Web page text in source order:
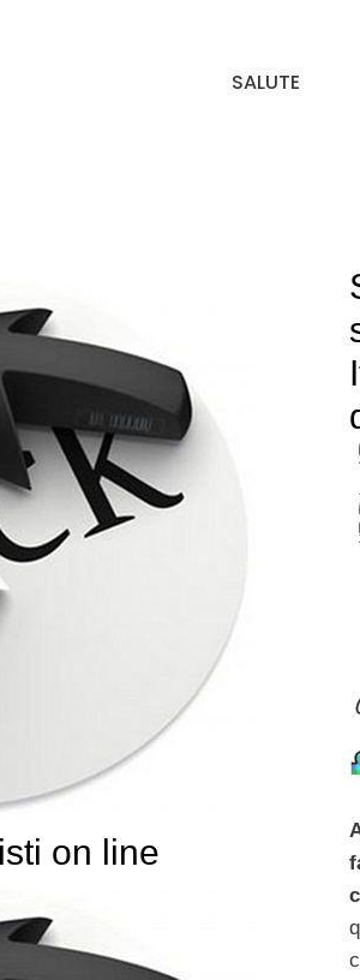
SALUTE
on line